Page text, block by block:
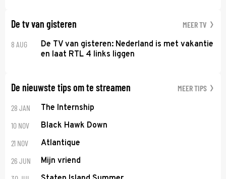
De tv van gisteren MEER TV
8 AUG
De TV van gisteren: Nederland is met vakantie
en laat RTL 4 links liggen
De nieuwste tips om te streamen MEER TIPS
28 JAN The Internship
10 NOV Black Hawk Down
21 NOV Atlantique
26 JUN Mijn vriend